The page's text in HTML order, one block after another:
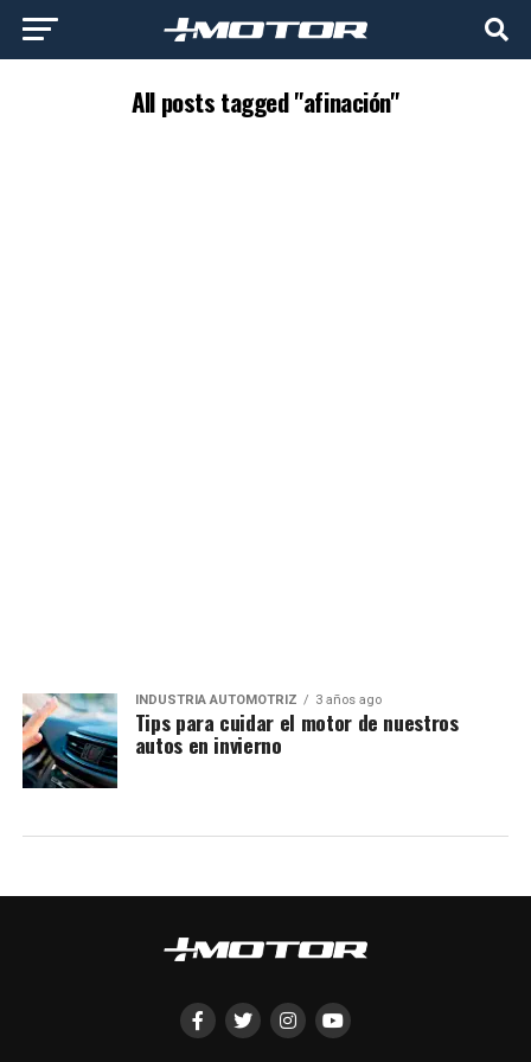
All posts tagged "afinación"
INDUSTRIA AUTOMOTRIZ 3 años ago
Tips para cuidar el motor de nuestros
autos en invierno